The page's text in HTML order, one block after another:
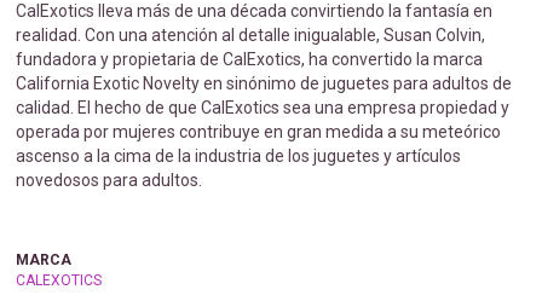
CalExotics lleva más de una década convirtiendo la fantasía en
realidad. Con una atención al detalle inigualable, Susan Colvin,
fundadora y propietaria de CalExotics, ha convertido la marca
California Exotic Novelty en sinónimo de juguetes para adultos de
calidad. El hecho de que CalExotics sea una empresa propiedad y
operada por mujeres contribuye en gran medida a su meteórico
ascenso a la cima de la industria de los juguetes y artículos
novedosos para adultos.
MARCA
CALEXOTICS